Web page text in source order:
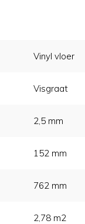
Vinyl vloer
Visgraat
2,5 mm
152 mm
762 mm
2,78 m2